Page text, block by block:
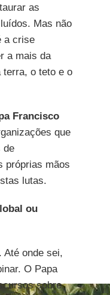
as
Mas não
a crise
a mais da
terra, o teto e o
Francisco
que
de
próprias mãos
lutas.
ou
Até onde sei,
O Papa
sobre